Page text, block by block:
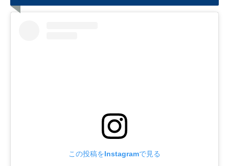
この投稿をInstagramで見る